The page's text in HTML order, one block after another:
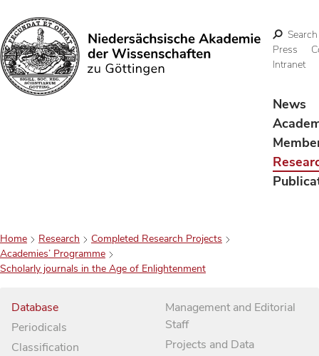
Search
Search
Press
Intranet
News
Home Research
Completed Research Projects
Academies’ Programme
Scholarly journals in the Age of Enlightenment
Database
Periodicals
Classification
Management and Editorial
Staff
Projects and Data